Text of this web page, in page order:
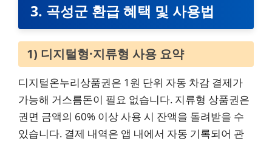
3. 곡성군 환급 혜택 및 사용법
1) 디지털형·지류형 사용 요약
디지털온누리상품권은 1원 단위 자동 차감 결제가
가능해 거스름돈이 필요 없습니다. 지류형 상품권은
권면 금액의 60% 이상 사용 시 잔액을 돌려받을 수
있습니다. 결제 내역은 앱 내에서 자동 기록되어 관